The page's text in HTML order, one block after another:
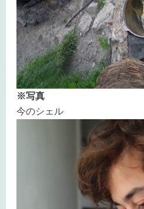
※写真
今のシェル